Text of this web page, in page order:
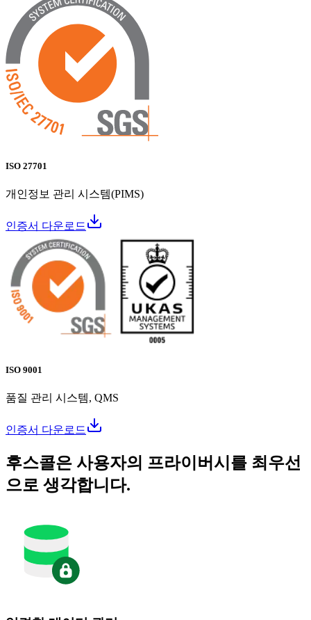
ISO 27701
개인정보 관리 시스템(PIMS)
인증서 다운로드
ISO 9001
품질 관리 시스템, QMS
인증서 다운로드
후스콜은 사용자의 프라이버시를 최우선
으로 생각합니다.